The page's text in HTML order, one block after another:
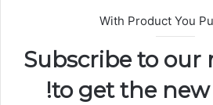
With Product You
Subscribe to our
to get the new